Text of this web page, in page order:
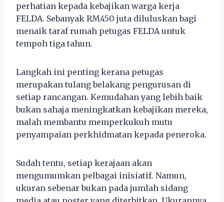
perhatian kepada kebajikan warga kerja
FELDA. Sebanyak RM450 juta diluluskan bagi
menaik taraf rumah petugas FELDA untuk
tempoh tiga tahun.
Langkah ini penting kerana petugas
merupakan tulang belakang pengurusan di
setiap rancangan. Kemudahan yang lebih baik
bukan sahaja meningkatkan kebajikan mereka,
malah membantu memperkukuh mutu
penyampaian perkhidmatan kepada peneroka.
Sudah tentu, setiap kerajaan akan
mengumumkan pelbagai inisiatif. Namun,
ukuran sebenar bukan pada jumlah sidang